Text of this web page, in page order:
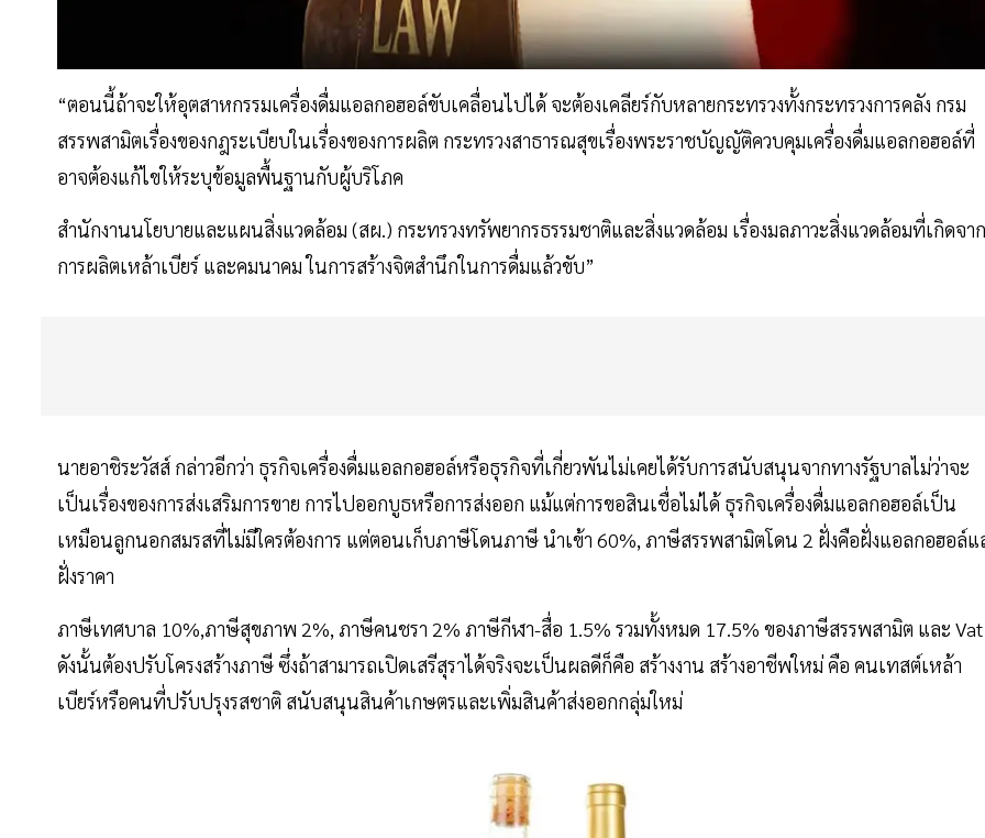
“ตอนนี้ถ้าจะให้อุตสาหกรรมเครื่องดื่มแอลกอฮอล์ขับเคลื่อนไปได้ จะต้องเคลียร์กับหลายกระทรวงทั้งกระทรวงการคลัง กรม
สรรพสามิตเรื่องของกฎระเบียบในเรื่องของการผลิต กระทรวงสาธารณสุขเรื่องพระราชบัญญัติควบคุมเครื่องดื่มแอลกอฮอล์ที่
อาจต้องแก้ไขให้ระบุข้อมูลพื้นฐานกับผู้บริโภค
สำนักงานนโยบายและแผนสิ่งแวดล้อม (สผ.) กระทรวงทรัพยากรธรรมชาติและสิ่งแวดล้อม เรื่องมลภาวะสิ่งแวดล้อมที่เกิดจาก
การผลิตเหล้าเบียร์ และคมนาคม ในการสร้างจิตสำนึกในการดื่มแล้วขับ”
นายอาชิระวัสส์ กล่าวอีกว่า ธุรกิจเครื่องดื่มแอลกอฮอล์หรือธุรกิจที่เกี่ยวพันไม่เคยได้รับการสนับสนุนจากทางรัฐบาลไม่ว่าจะ
เป็นเรื่องของการส่งเสริมการขาย การไปออกบูธหรือการส่งออก แม้แต่การขอสินเชื่อไม่ได้ ธุรกิจเครื่องดื่มแอลกอฮอล์เป็น
เหมือนลูกนอกสมรสที่ไม่มีใครต้องการ แต่ตอนเก็บภาษีโดนภาษี นำเข้า 60%, ภาษีสรรพสามิตโดน 2 ฝั่งคือฝั่งแอลกอฮอล์แ
ฝั่งราคา
ภาษีเทศบาล 10%,ภาษีสุขภาพ 2%, ภาษีคนชรา 2% ภาษีกีฬา-สื่อ 1.5% รวมทั้งหมด 17.5% ของภาษีสรรพสามิต และ Vat
ดังนั้นต้องปรับโครงสร้างภาษี ซึ่งถ้าสามารถเปิดเสรีสุราได้จริงจะเป็นผลดีก็คือ สร้างงาน สร้างอาชีพใหม่ คือ คนเทสต์เหล้า
เบียร์หรือคนที่ปรับปรุงรสชาติ สนับสนุนสินค้าเกษตรและเพิ่มสินค้าส่งออกกลุ่มใหม่